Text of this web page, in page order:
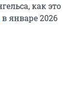
как это
в январе 2026